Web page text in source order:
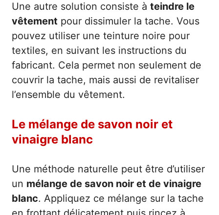
Une autre solution consiste à teindre le
vêtement pour dissimuler la tache. Vous
pouvez utiliser une teinture noire pour
textiles, en suivant les instructions du
fabricant. Cela permet non seulement de
couvrir la tache, mais aussi de revitaliser
l’ensemble du vêtement.
Le mélange de savon noir et
vinaigre blanc
Une méthode naturelle peut être d’utiliser
un mélange de savon noir et de vinaigre
blanc. Appliquez ce mélange sur la tache